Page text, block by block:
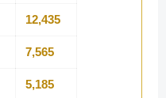
12,435
7,565
5,185